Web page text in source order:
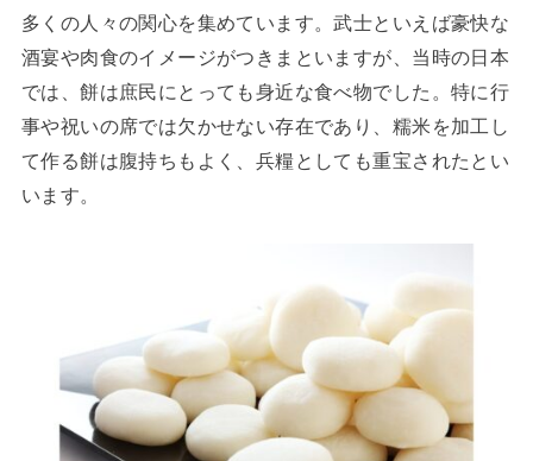
多くの人々の関心を集めています。武士といえば豪快な
酒宴や肉食のイメージがつきまといますが、当時の日本
では、餅は庶民にとっても身近な食べ物でした。特に行
事や祝いの席では欠かせない存在であり、糯米を加工し
て作る餅は腹持ちもよく、兵糧としても重宝されたとい
います。